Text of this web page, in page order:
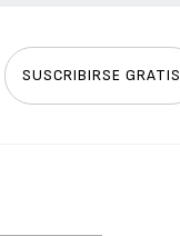
SUSCRIBIRSE GRATIS